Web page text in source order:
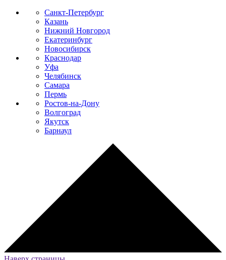
Санкт-Петербург
Казань
Нижний Новгород
Екатеринбург
Новосибирск
Краснодар
Уфа
Челябинск
Самара
Пермь
Ростов-на-Дону
Волгоград
Якутск
Барнаул